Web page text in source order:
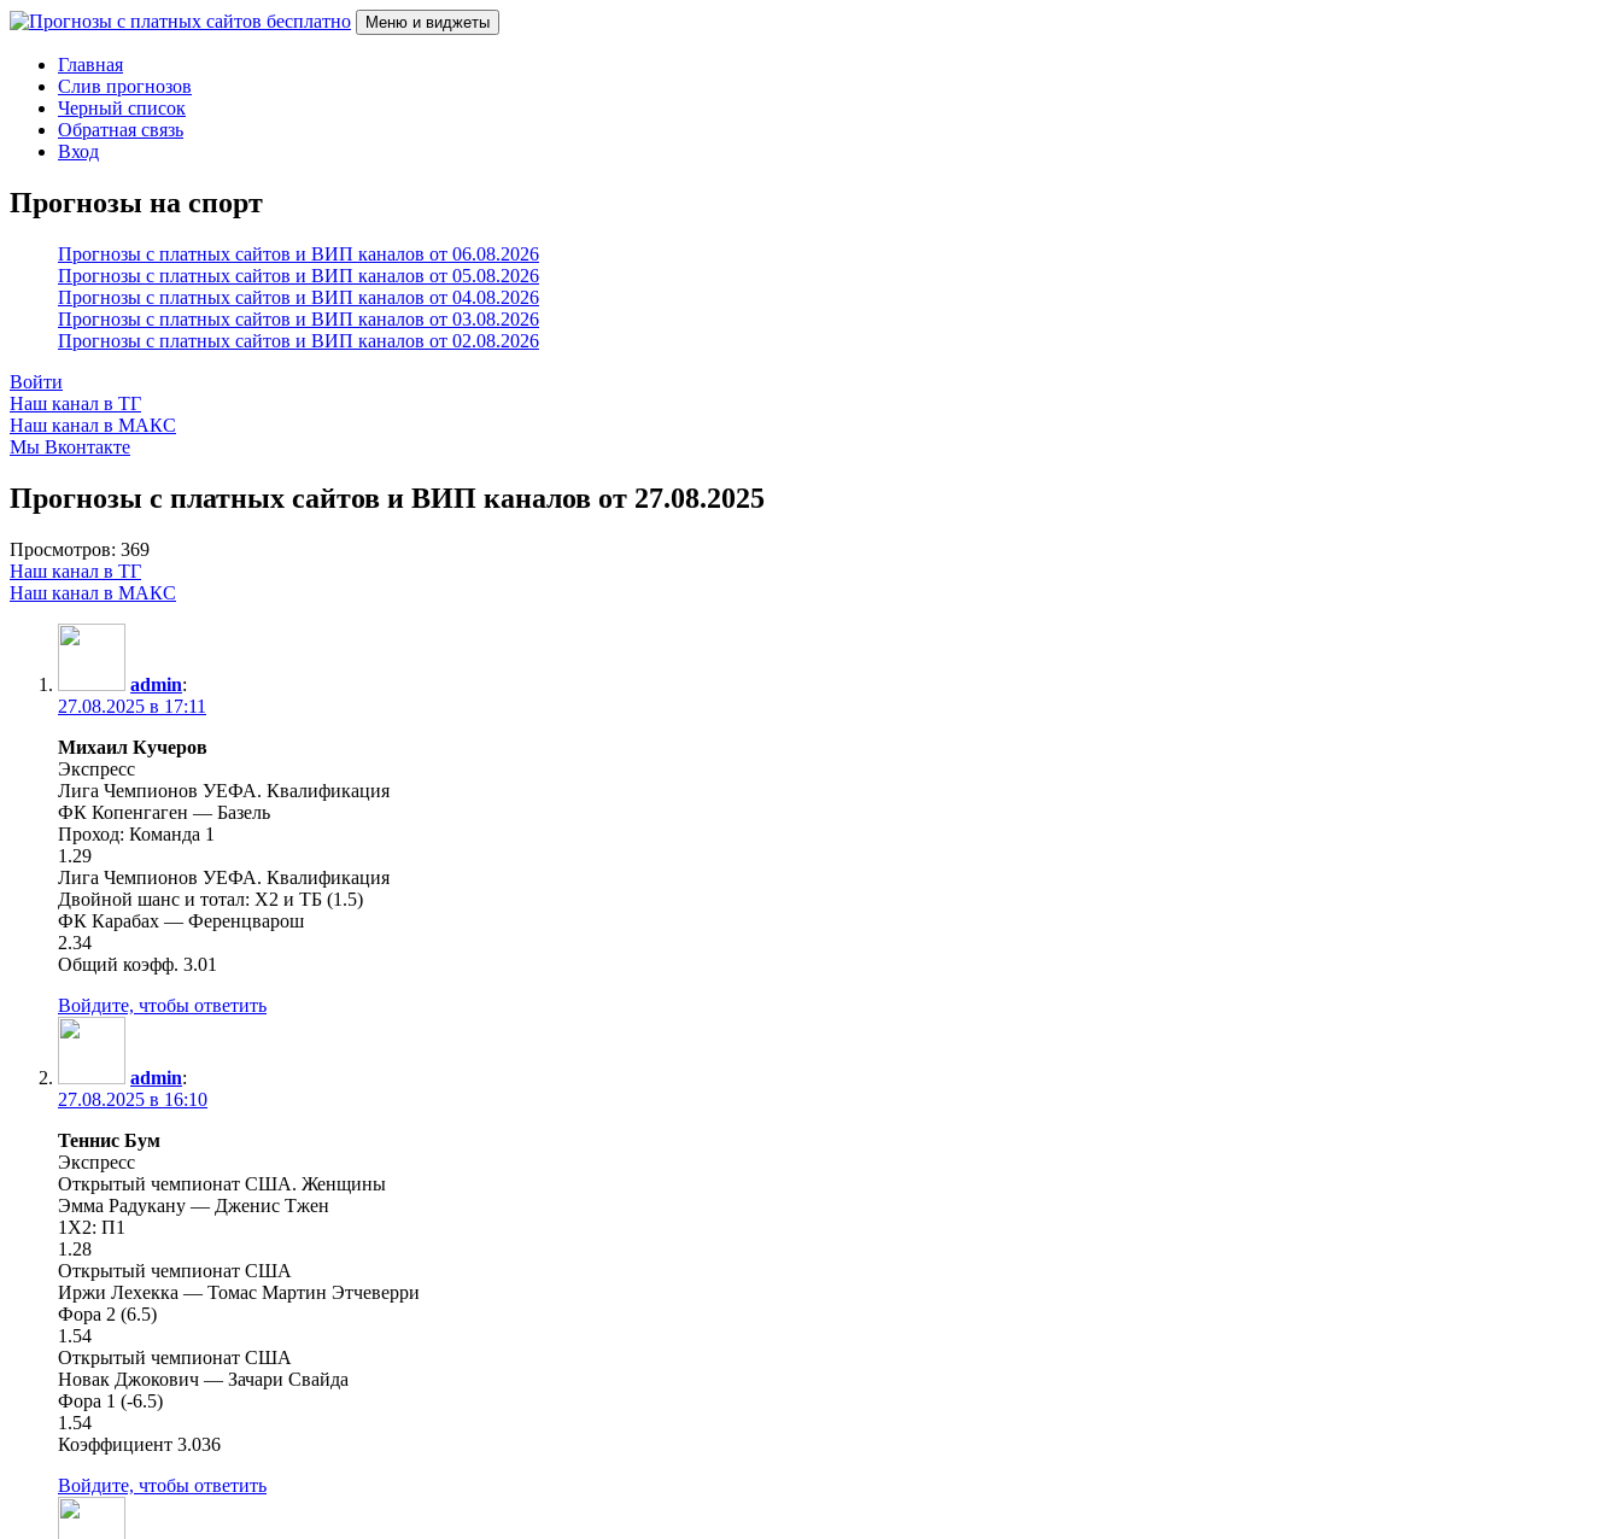
Перейти
содержимому
Прогнозы с платных сайтов бесплатно
Слив прогнозов с платных VIP каналов
Меню и виджеты
Главная
Слив прогнозов
Черный список
Обратная связь
Вход
Прогнозы на спорт
Прогнозы с платных сайтов и ВИП каналов от 06.08.2026
Прогнозы с платных сайтов и ВИП каналов от 05.08.2026
Прогнозы с платных сайтов и ВИП каналов от 04.08.2026
Прогнозы с платных сайтов и ВИП каналов от 03.08.2026
Прогнозы с платных сайтов и ВИП каналов от 02.08.2026
Войти
Наш канал в ТГ
Наш канал в МАКС
Мы Вконтакте
Прогнозы с платных сайтов и ВИП каналов от 27.08.2025
Просмотров: 369
Наш канал в ТГ
Наш канал в МАКС
admin:
27.08.2025 в 17:11
Михаил Кучеров
Экспресс
Лига Чемпионов УЕФА. Квалификация
ФК Копенгаген — Базель
Проход: Команда 1
1.29
Лига Чемпионов УЕФА. Квалификация
Двойной шанс и тотал: X2 и ТБ (1.5)
ФК Карабах — Ференцварош
2.34
Общий коэфф. 3.01
Войдите, чтобы ответить
admin:
27.08.2025 в 16:10
Теннис Бум
Экспресс
Открытый чемпионат США. Женщины
Эмма Радукану — Дженис Тжен
1Х2: П1
1.28
Открытый чемпионат США
Иржи Лехекка — Томас Мартин Этчеверри
Фора 2 (6.5)
1.54
Открытый чемпионат США
Новак Джокович — Зачари Свайда
Фора 1 (-6.5)
1.54
Коэффициент 3.036
Войдите, чтобы ответить